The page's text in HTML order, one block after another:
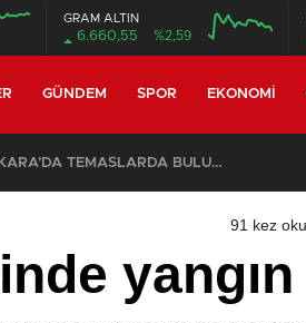
GRAM ALTIN
6.660,55 %2,59
GÜNDEM SPOR EKONOMI
ACI GÜNÜ
91 kez
yangın